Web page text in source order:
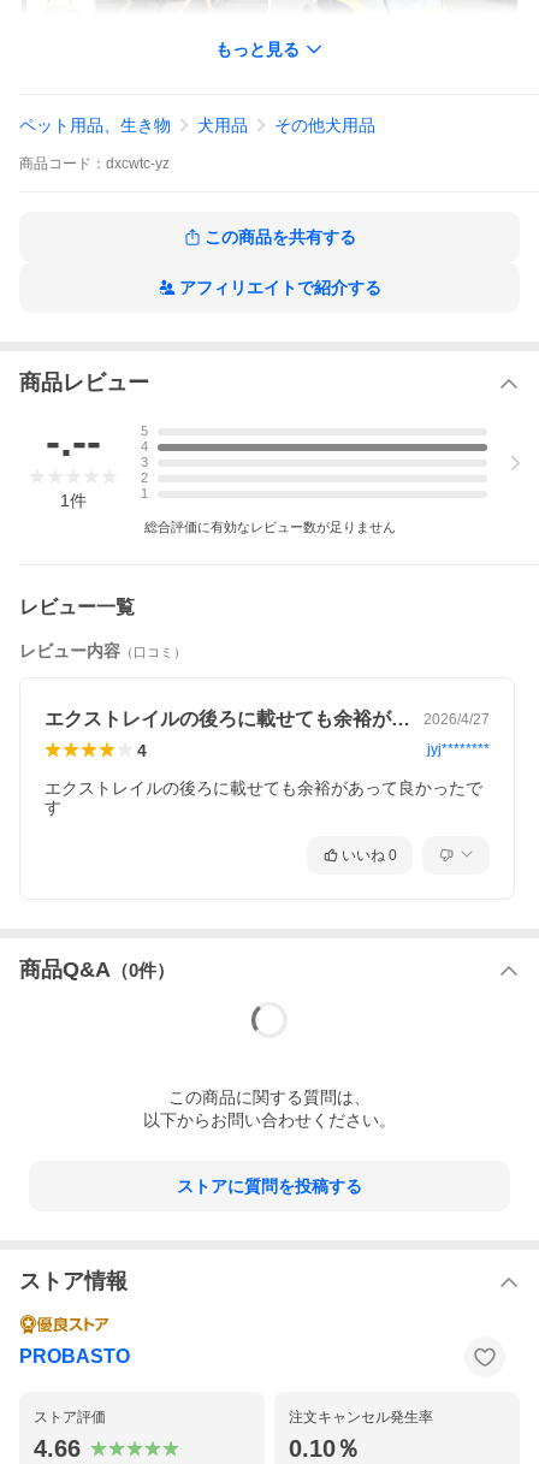
ト対応）
応）
もっと見る
ペット用品、生き物 犬用品 その他犬用品
商品 コード： dxcwtc-yz
この商品を共有する
アフィリエイトで紹介する
商品レビュー
-.--
1件
5
4
3
2
1
総合評価に有効なレビュー数が足りません
レビュー一覧
レビュー内容 （口コミ）
エクストレイルの後ろに載せても余裕があ… 2026/4/27
4 jyj********
エクストレイルの後ろに載せても余裕があって良かったで
す
いいね 0
商品Q&A （0件）
この商品に関する質問は、
以下からお問い合わせください。
ストアに質問を投稿する
ストア情報
PROBASTO
ストア評価
4.66
注文キャンセル発生率
0.10％